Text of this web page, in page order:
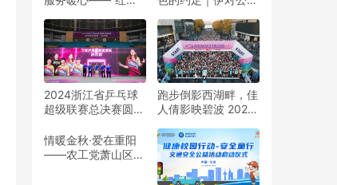
双向奔赴
2024浙江省乒乓球
超级联赛总决赛圆满
跑步倒影西湖畔，佳
人倩影映碧波 2024
靓丽开赛
情暖金秋·爱在重阳
——农工党萧山区基